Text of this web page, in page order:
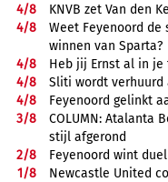
4/8
KNVB zet Van den
4/8
Weet Feyenoord
winnen van Sparta?
4/8
Heb jij Ernst al in
4/8
Sliti wordt verhuurd
4/8
Feyenoord gelinkt
3/8
COLUMN: Atalanta
stijl afgerond
2/8
Feyenoord wint
1/8
Newcastle United